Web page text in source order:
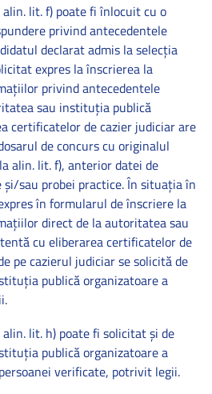
lit. f) poate fi înlocuit cu o
privind antecedentele
declarat admis la selecţia
expres la înscrierea la
privind antecedentele
sau instituţia publică
certificatelor de cazier judiciar are
de concurs cu originalul
alin. lit. f), anterior datei de
sau probei practice. În situaţia în
în formularul de înscriere la
direct de la autoritatea sau
cu eliberarea certificatelor de
pe cazierul judiciar se solicită de
publică organizatoare a
lit. h) poate fi solicitat şi de
publică organizatoare a
verificate, potrivit legii.